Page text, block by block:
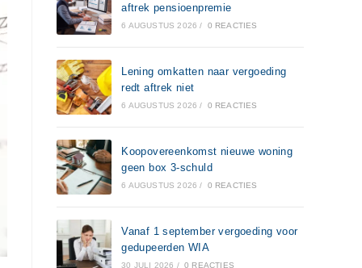
aftrek pensioenpremie
6 AUGUSTUS 2026 / 0 REACTIES
Lening omkatten naar vergoeding
redt aftrek niet
6 AUGUSTUS 2026 / 0 REACTIES
Koopovereenkomst nieuwe woning
geen box 3-schuld
6 AUGUSTUS 2026 / 0 REACTIES
Vanaf 1 september vergoeding voor
gedupeerden WIA
30 JULI 2026 / 0 REACTIES